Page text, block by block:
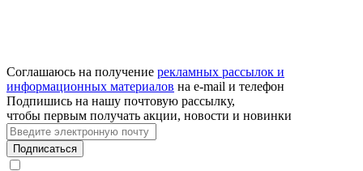
Соглашаюсь на получение рекламных рассылок и
информационных материалов на e‑mail и телефон
Подпишись на нашу почтовую рассылку,
чтобы первым получать акции, новости и новинки
Подписаться